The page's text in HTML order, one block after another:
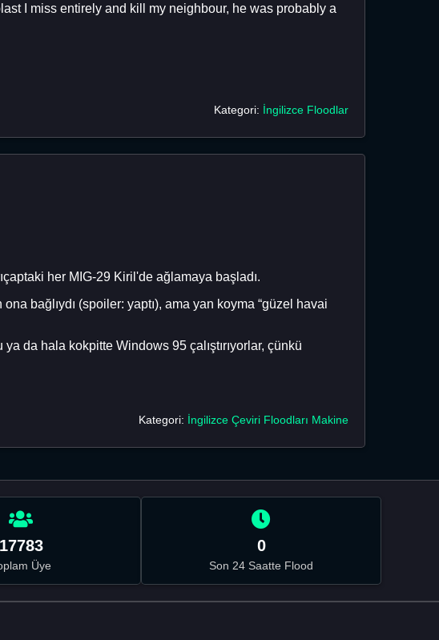
I miss entirely and kill my neighbour, he was probably a
Kategori: İngilizce Floodlar
her MIG-29 Kiril'de ağlamaya başladı.
bağlıydı (spoiler: yaptı), ama yan koyma “güzel havai
da hala kokpitte Windows 95 çalıştırıyorlar, çünkü
Kategori: İngilizce Çeviri Floodları Makine
17783
Üye
0
Son 24 Saatte Flood